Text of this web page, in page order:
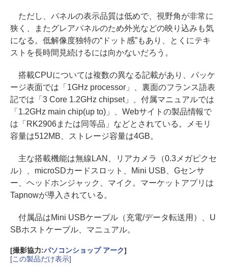
ただし、パネルの表示品質は低めで、視野角が非常に
狭く、またグレアパネルのため外光などの映り込みも気
になる。低解像度独特の“ドット感”もあり、とくにテキ
ストを長時間見続けるには向かないだろう。
搭載CPUについては複数の異なる記載があり、パッケ
ージ表面では「1GHz processor」、裏面のフランス語表
記では「3 Core 1.2GHz chipset」、付属マニュアルでは
「1.2GHz main chip(up to)」、Webサイトの製品情報で
は「RK2906または同等品」などとされている。メモリ
容量は512MB、ストレージ容量は4GB。
主な搭載機能は無線LAN、リアカメラ（0.3メガピクセ
ル）、microSDカードスロット、Mini USB、Gセンサ
ー、ヘッドホンジャック、マイク。マーケットアプリは
Tapnowが導入されている。
付属品はMini USBケーブル（充電/データ転送用）、U
SBホストケーブル、マニュアル。
[撮影協力:パソコンショップ アーク]
[この製品だけ表示]